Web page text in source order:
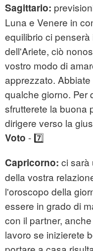
Sagittario:
Luna e Venere in
equilibrio ci
dell'Ariete, ciò
vostro modo di
apprezzato.
qualche giorno. Per
sfrutterete la buona
dirigere verso la
Voto - 7️⃣
Capricorno: ci sarà
della vostra
l'oroscopo della
essere in grado di
con il partner,
lavoro se inizierete